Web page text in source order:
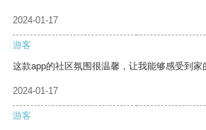
2024-01-17
游客
这款app的社区氛围很温馨，让我能够感受到家
2024-01-17
游客